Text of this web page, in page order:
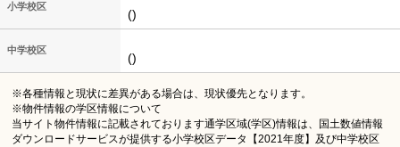
小学校区
()
中学校区
()
※各種情報と現状に差異がある場合は、現状優先となります。
※物件情報の学区情報について
当サイト物件情報に記載されております通学区域(学区)情報は、国土数値情報
ダウンロードサービスが提供する小学校区データ【2021年度】及び中学校区